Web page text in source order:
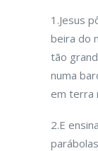
1.Jesus
beira do
tão
numa
em terra
2.E